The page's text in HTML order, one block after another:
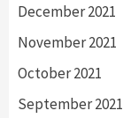
December 2021
November 2021
October 2021
September 2021